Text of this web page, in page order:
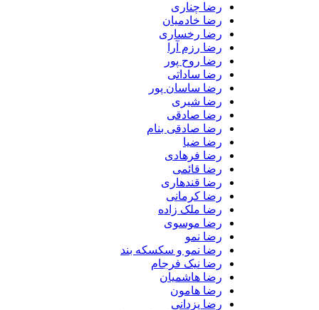
رضا چناری
رضا خادمیان
رضا رخساری
رضا رزم آرا
رضا روح پور
رضا ساداتی
رضا ساسان پور
رضا شیری
رضا صادقی
رضا صادقی بنام
رضا ضیا
رضا فرهادی
رضا قائمی
رضا قندهاری
رضا کرمانی
رضا ملک زاده
رضا موسوی
رضا نمو
رضا نمو و سکسکه بند
رضا نیک فرجام
رضا هاشمیان
رضا هامون
رضا یزدانی